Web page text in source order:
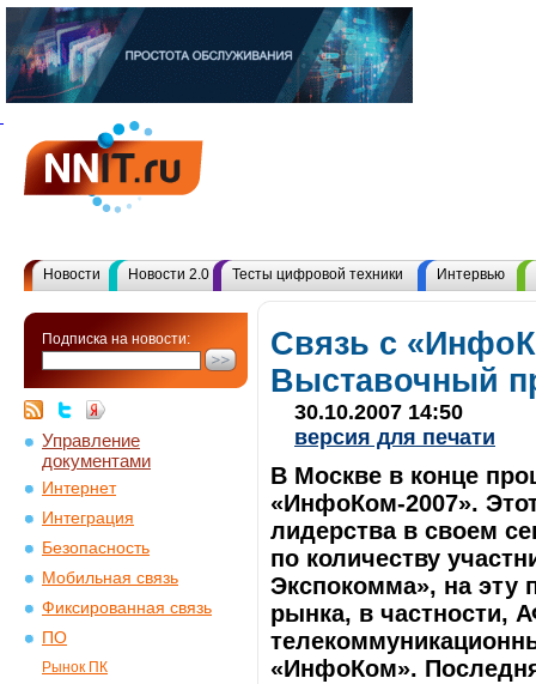
Новости Новости 2.0 Тесты цифровой техники Интервью
Подписка на новости:
Управление
документами
Интернет
Интеграция
Безопасность
Мобильная связь
Фиксированная связь
ПО
Рынок ПК
Связь с
Выставочный
30.10.2007 14:50
версия для печати
В Москве в конце
«ИнфоКом-2007».
лидерства в своем
по количеству
Экспокомма», на эту
рынка, в частности,
«ИнфоКом».